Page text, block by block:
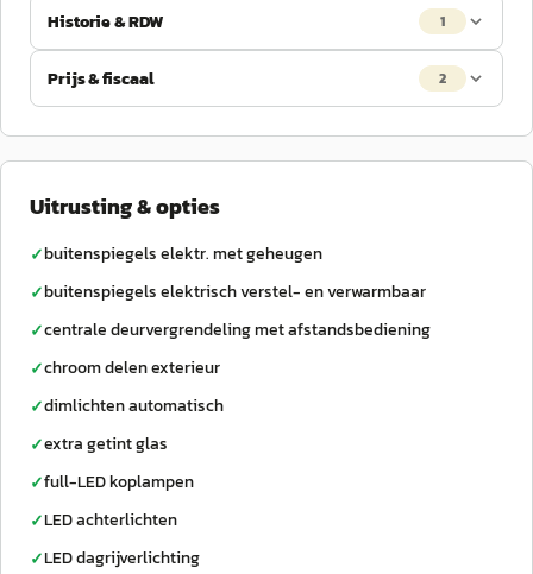
Historie & RDW 1
Prijs & fiscaal 2
Uitrusting & opties
✓buitenspiegels elektr. met geheugen
✓buitenspiegels elektrisch verstel- en verwarmbaar
✓centrale deurvergrendeling met afstandsbediening
✓chroom delen exterieur
✓dimlichten automatisch
✓extra getint glas
✓full-LED koplampen
✓LED achterlichten
✓LED dagrijverlichting